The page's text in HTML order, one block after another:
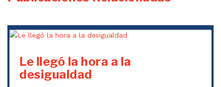
Le llegó la hora a la
desigualdad